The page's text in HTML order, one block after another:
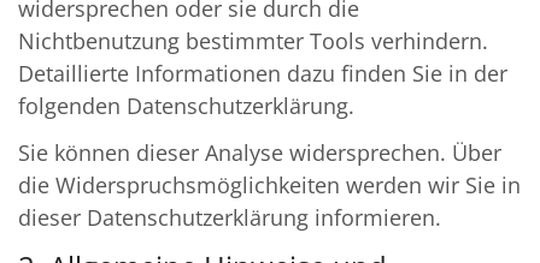
widersprechen oder sie durch die
Nichtbenutzung bestimmter Tools verhindern.
Detaillierte Informationen dazu finden Sie in der
folgenden Datenschutzerklärung.
Sie können dieser Analyse widersprechen. Über
die Widerspruchsmöglichkeiten werden wir Sie in
dieser Datenschutzerklärung informieren.